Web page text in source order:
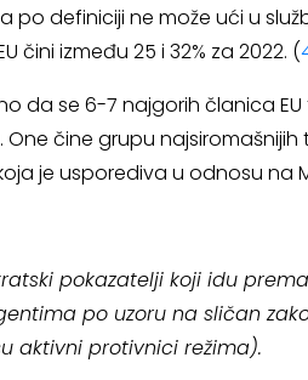
po definiciji ne može ući u
čini između 25 i 32% za 2022. (
da se 6-7 najgorih članica
čine grupu
je usporediva u odnosu na
pokazatelji koji idu
po uzoru na sličan
aktivni protivnici režima).